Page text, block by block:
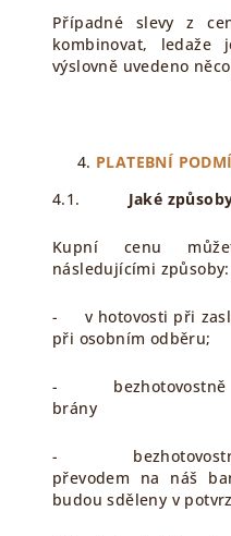
Případné slevy z
kombinovat, ledaže
výslovně uvedeno
PLATEBNÍ
4.1.
Jaké
Kupní cenu
následujícími způsoby:
- v hotovosti při
při osobním odběru;
- bezhotovostně
brány
- bezhotovostně
převodem na náš
budou sděleny v